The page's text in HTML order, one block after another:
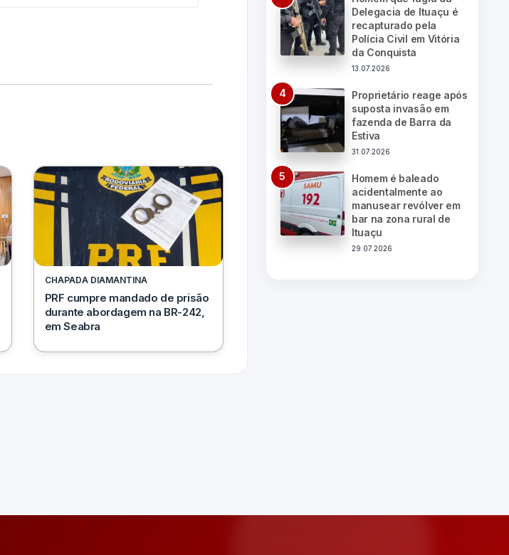
CHAPADA DIAMANTINA
PRF cumpre mandado de prisão
durante abordagem na BR-242,
em Seabra
Delegacia de Ituaçu é
recapturado pela
Polícia Civil em Vitória
da Conquista
13.07.2026
Proprietário reage após
suposta invasão em
fazenda de Barra da
Estiva
31.07.2026
Homem é baleado
acidentalmente ao
manusear revólver em
bar na zona rural de
Ituaçu
29.07.2026